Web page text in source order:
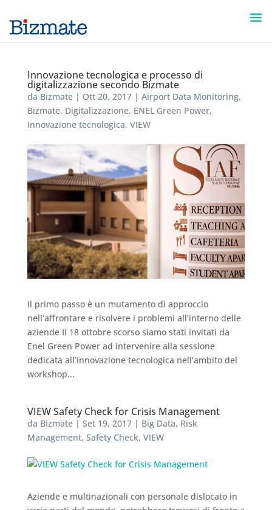
Innovazione tecnologica e processo di
digitalizzazione secondo Bizmate
da Bizmate| Ott 20, 2017| Airport Data Monitoring,
Bizmate, Digitalizzazione, ENEL Green Power,
Innovazione tecnologica, VIEW
Il primo passo è un mutamento di approccio
nell’affrontare e risolvere i problemi all’interno delle
aziende Il 18 ottobre scorso siamo stati invitati da
Enel Green Power ad intervenire alla sessione
dedicata all’innovazione tecnologica nell’ambito del
workshop...
VIEW Safety Check for Crisis Management
da Bizmate| Set 19, 2017| Big Data, Risk
Management, Safety Check, VIEW
Aziende e multinazionali con personale dislocato in